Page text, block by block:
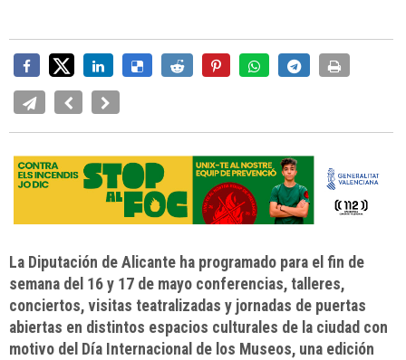
La Diputación de Alicante ha programado para el fin de
semana del 16 y 17 de mayo conferencias, talleres,
conciertos, visitas teatralizadas y jornadas de puertas
abiertas en distintos espacios culturales de la ciudad con
motivo del Día Internacional de los Museos, una edición